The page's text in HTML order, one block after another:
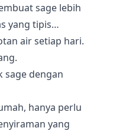
sage lebih
yang tipis…
air setiap hari.
sage dengan
hanya perlu
yang